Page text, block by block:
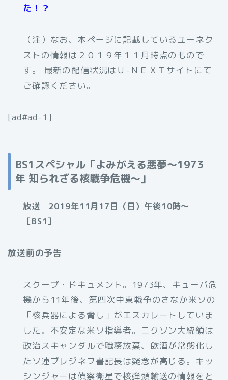
た！？
（注）なお、本ページに記載しているユーネク
ストの情報は２０１９年１１月時点のもので
す。 最新の配信状況はＵ-ＮＥＸＴサイトにて
ご確認ください。
[ad#ad-1]
BS1スペシャル「よみがえる悪夢～1973
年 知られざる核戦争危機～」
放送 2019年11月17日（日）午後10時～
［BS1］
放送前の予告
スクープ・ドキュメント。1973年、キューバ危
機から11年後、第四次中東戦争のさなか米ソの
「核兵器による脅し」がエスカレートしていま
した。不安定な米ソ指導者。ニクソン大統領は
政治スキャンダルで職務放棄、飲酒が常態化し
たソ連ブレジネフ書記長は疑念が高じる。キッ
シンジャーは偵察衛星で核弾頭輸送の情報をと